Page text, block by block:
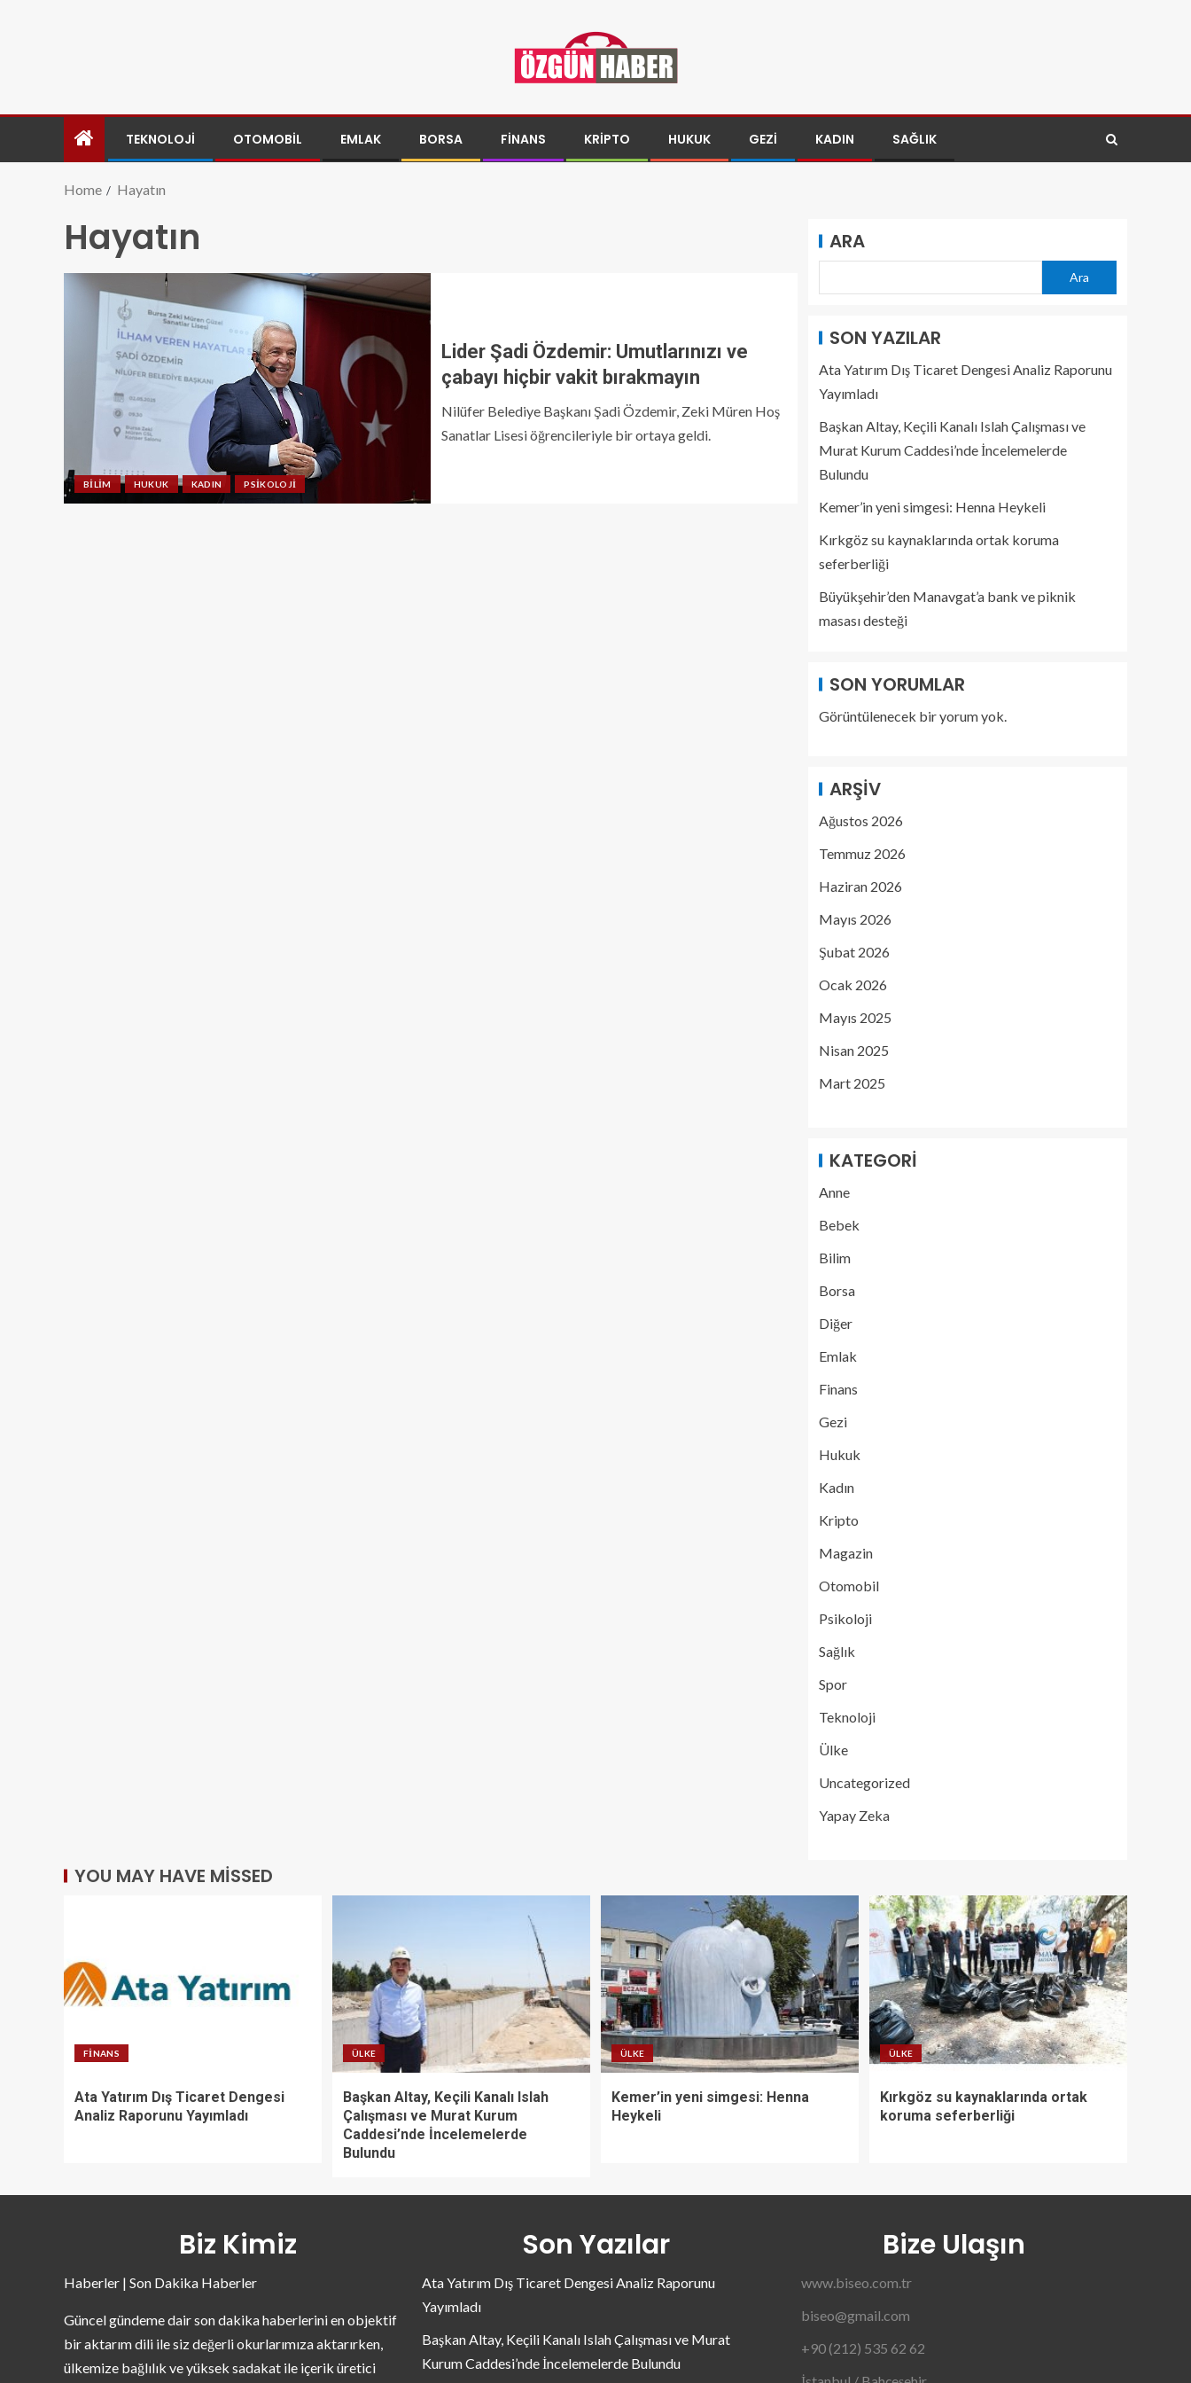
TEKNOLOJI OTOMOBIL EMLAK BORSA FINANS KRIPTO HUKUK GEZI KADIN SAĞLIK
Home Hayatın
Hayatın
BILIM HUKUK KADIN PSIKOLOJI
Lider Şadi Özdemir: Umutlarınızı ve
çabayı hiçbir vakit bırakmayın
Nilüfer Belediye Başkanı Şadi Özdemir, Zeki Müren Hoş
Sanatlar Lisesi öğrencileriyle bir ortaya geldi.
ARA
Ara
SON YAZILAR
Ata Yatırım Dış Ticaret Dengesi Analiz Raporunu
Yayımladı
Başkan Altay, Keçili Kanalı Islah Çalışması ve
Murat Kurum Caddesi’nde İncelemelerde
Bulundu
Kemer’in yeni simgesi: Henna Heykeli
Kırkgöz su kaynaklarında ortak koruma
seferberliği
Büyükşehir’den Manavgat’a bank ve piknik
masası desteği
SON YORUMLAR
Görüntülenecek bir yorum yok.
ARŞIV
Ağustos 2026
Temmuz 2026
Haziran 2026
Mayıs 2026
Şubat 2026
Ocak 2026
Mayıs 2025
Nisan 2025
Mart 2025
KATEGORI
Anne
Bebek
Bilim
Borsa
Diğer
Emlak
Finans
Gezi
Hukuk
Kadın
Kripto
Magazin
Otomobil
Psikoloji
Sağlık
Spor
Teknoloji
Ülke
Uncategorized
Yapay Zeka
YOU MAY HAVE MISSED
FINANS
Ata Yatırım Dış Ticaret Dengesi
Analiz Raporunu Yayımladı
ÜLKE
Başkan Altay, Keçili Kanalı Islah
Çalışması ve Murat Kurum
Caddesi’nde İncelemelerde
Bulundu
ÜLKE
Kemer’in yeni simgesi: Henna
Heykeli
ÜLKE
Kırkgöz su kaynaklarında ortak
koruma seferberliği
Biz Kimiz
Haberler | Son Dakika Haberler
Güncel gündeme dair son dakika haberlerini en objektif
bir aktarım dili ile siz değerli okurlarımıza aktarırken,
ülkemize bağlılık ve yüksek sadakat ile içerik üretici
Son Yazılar
Ata Yatırım Dış Ticaret Dengesi Analiz Raporunu
Yayımladı
Başkan Altay, Keçili Kanalı Islah Çalışması ve Murat
Kurum Caddesi’nde İncelemelerde Bulundu
Bize Ulaşın
www.biseo.com.tr
biseo@gmail.com
+90 (212) 535 62 62